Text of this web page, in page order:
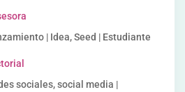
| Idea, Seed | Estudiante
sociales, social media |